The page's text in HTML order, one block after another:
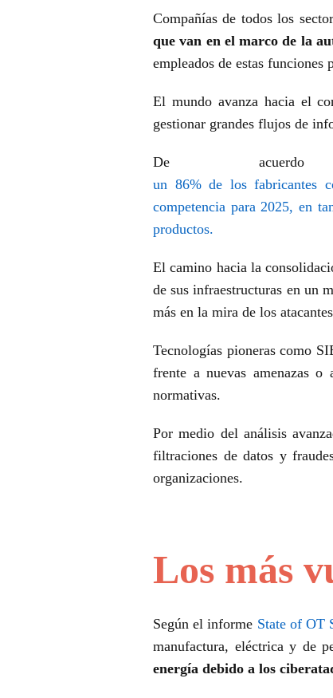
Compañías de todos los
que van en el marco de la
empleados de estas funciones
El mundo avanza hacia el
gestionar grandes flujos de
De
un 86% de los fabricantes
competencia para 2025, en
productos.
El camino hacia la
de sus infraestructuras en un
más en la mira de los
Tecnologías pioneras como
frente a nuevas amenazas
normativas.
Por medio del análisis
filtraciones de datos y
organizaciones.
Los más
Según el informe State of OT
manufactura, eléctrica y de
energía debido a los